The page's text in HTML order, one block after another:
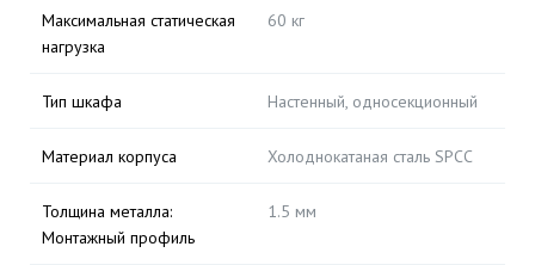
Максимальная статическая
нагрузка
60 кг
Тип шкафа Настенный, односекционный
Материал корпуса Холоднокатаная сталь SPCC
Толщина металла:
Монтажный профиль
1.5 мм